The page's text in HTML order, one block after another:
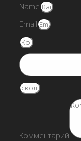
Name
Email
Комментарий